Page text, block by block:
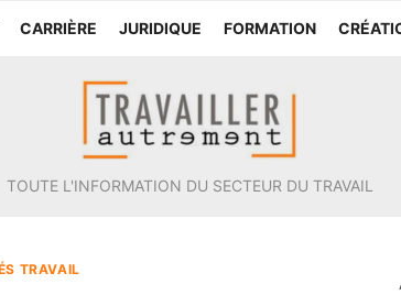
CARRIÈRE JURIDIQUE FORMATION
TOUTE L'INFORMATION DU SECTEUR DU TRAVAIL
TRAVAIL